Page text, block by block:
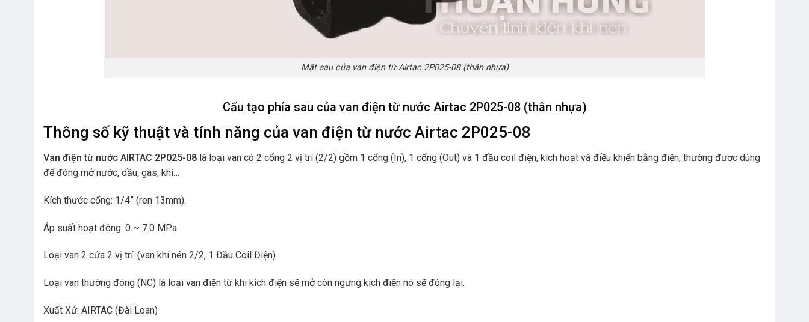
Mặt sau của van điện từ Airtac 2P025-08 (thân nhựa)
Cấu tạo phía sau của van điện từ nước Airtac 2P025-08 (thân nhựa)
Thông số kỹ thuật và tính năng của van điện từ nước Airtac 2P025-08
Van điện từ nước AIRTAC 2P025-08 là loại van có 2 cổng 2 vị trí (2/2) gồm 1 cổng (In), 1 cổng (Out) và 1 đầu coil điện, kích hoạt và điều khiển bằng điện, thường được dùng
để đóng mở nước, dầu, gas, khí…
Kích thước cổng: 1/4” (ren 13mm).
Áp suất hoạt động: 0 ~ 7.0 MPa.
Loại van 2 cửa 2 vị trí. (van khí nén 2/2, 1 Đầu Coil Điện)
Loại van thường đóng (NC) là loại van điện từ khi kích điện sẽ mở còn ngưng kích điện nó sẽ đóng lại.
Xuất Xứ: AIRTAC (Đài Loan)